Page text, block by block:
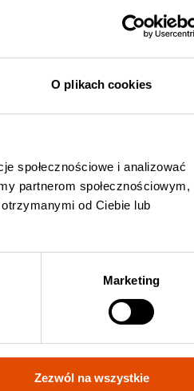
O plikach cookies
społecznościowe i analizować
partnerom społecznościowym,
od Ciebie lub
Marketing
Zezwól na wszystkie